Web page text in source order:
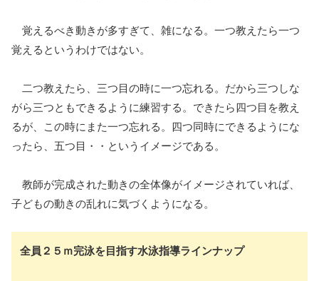
覚えるべき動きが多すぎて、雑になる。一つ教えたら一つ
覚えるというわけではない。
二つ教えたら、三つ目の時に一つ忘れる。だから三つしな
がら三つともできるように練習する。できたら四つ目を教え
るが、この時にまた一つ忘れる。四つ同時にできるようにな
ったら、五つ目・・というイメージである。
教師が完成された動きの全体像がイメージされていれば、
子どもの動きの乱れに気づくようになる。
全員２５ｍ完泳を目指す水泳指導ラインナップ